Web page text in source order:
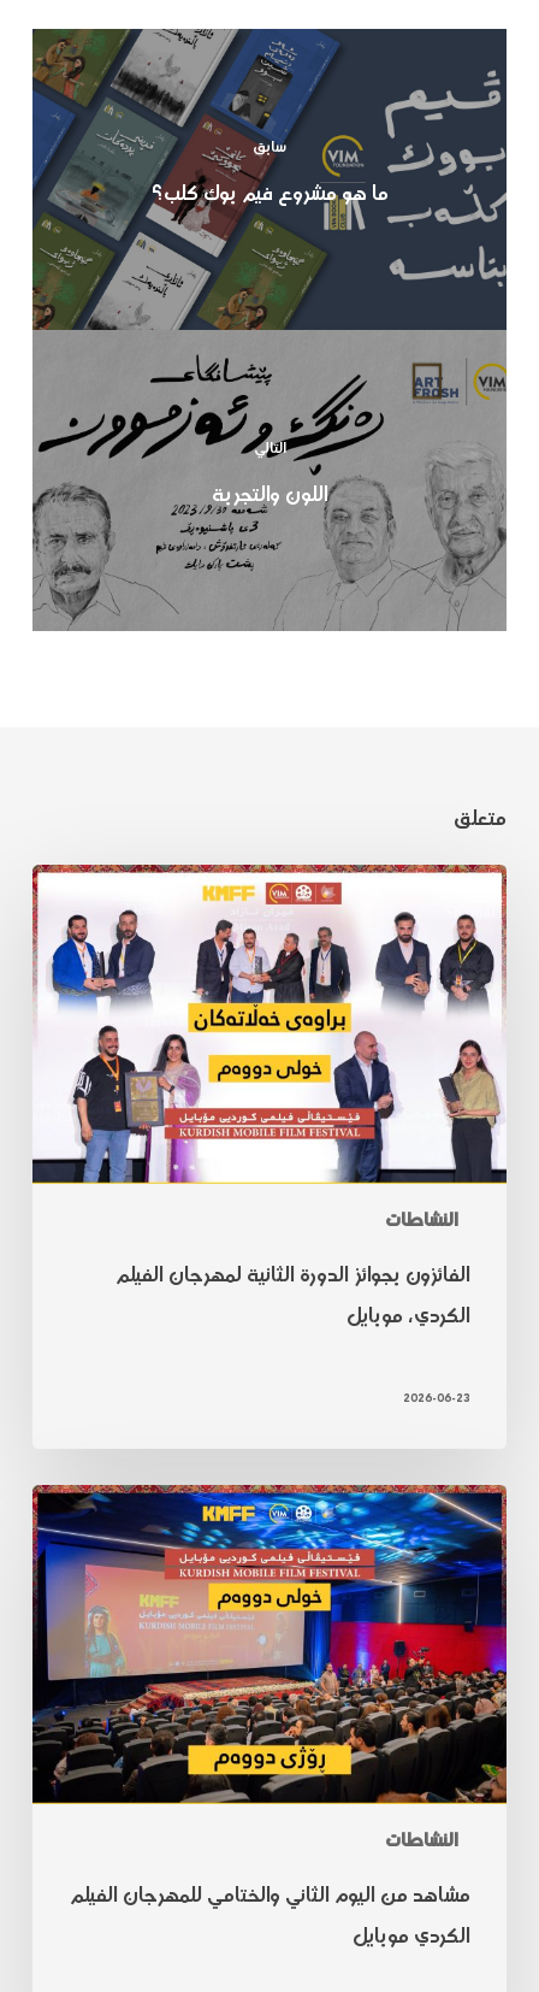
سابق
ما هو مشروع فيم بوك كلب؟
التالي
اللون والتجربة
متعلق
النشاطات
الفائزون بجوائز الدورة الثانية لمهرجان الفيلم
الكردي، موبايل
2026-06-23
النشاطات
مشاهد من اليوم الثاني والختامي للمهرجان الفيلم
الكردي موبايل